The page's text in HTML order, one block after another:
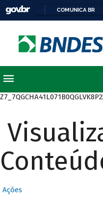
COMUNICA BR
Ações